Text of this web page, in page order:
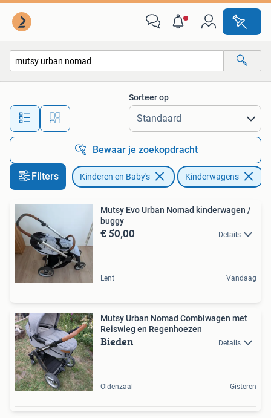
Alle afstanden…
Sorteer op
Bewaar je zoekopdracht
Filters Kinderen en Baby's Kinderwagens
Mutsy Evo Urban Nomad kinderwagen /
buggy
€ 50,00 Details
Lent Vandaag
Mutsy Urban Nomad Combiwagen met
Reiswieg en Regenhoezen
Bieden Details
Oldenzaal Gisteren